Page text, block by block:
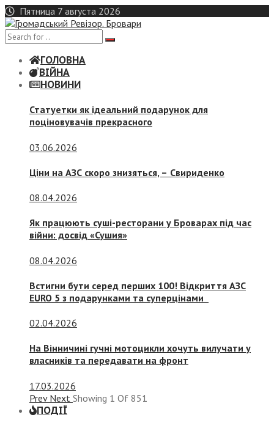
Skip
to
content
Пятница 7 августа 2026
ГОЛОВНА
ВІЙНА
НОВИНИ
Статуетки як ідеальний подарунок для
поціновувачів прекрасного
03.06.2026
Ціни на АЗС скоро знизяться, – Свириденко
08.04.2026
Як працюють суші-ресторани у Броварах під час
війни: досвід «Сушия»
08.04.2026
Встигни бути серед перших 100! Відкриття АЗС
EURO 5 з подарунками та суперцінами
02.04.2026
На Вінничині гучні мотоцикли хочуть вилучати у
власників та передавати на фронт
17.03.2026
Prev Next Showing 1 Of 851
ПОДІЇ